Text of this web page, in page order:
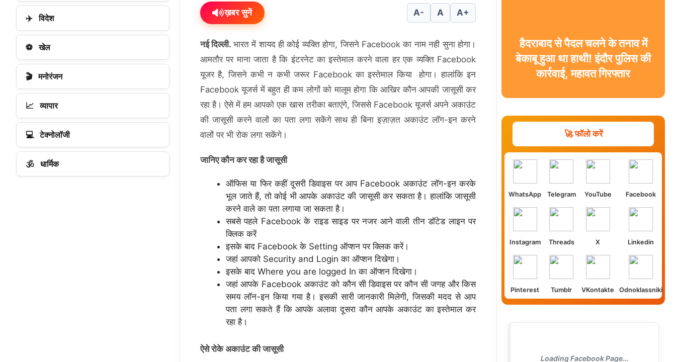
ख़बर सुनें A- A A+
नई दिल्ली. भारत में शायद ही कोई व्यक्ति होगा, जिसने Facebook का नाम नही सुना होगा।
आमतौर पर माना जाता है कि इंटरनेट का इस्तेमाल करने वाला हर एक व्यक्ति Facebook
यूजर है, जिसने कभी न कभी जरूर Facebook का इस्तेमाल किया होगा। हालांकि इन
Facebook यूजर्स में बहुत ही कम लोगों को मालूम होगा कि आखिर कौन आपकी जासूसी कर
रहा है। ऐसे में हम आपको एक खास तरीका बताएंगे, जिससे Facebook यूजर्स अपने अकाउंट
की जासूसी करने वालों का पता लगा सकेंगे साथ ही बिना इज़ाज़त अकाउंट लॉग-इन करने
वालों पर भी रोक लगा सकेंगे।
जानिए कौन कर रहा है जासूसी
ऑफिस या फिर कहीं दूसरी डिवाइस पर आप Facebook अकाउंट लॉग-इन करके
भूल जाते हैं, तो कोई भी आपके अकाउंट की जासूसी कर सकता है। हालांकि जासूसी
करने वाले का पता लगाया जा सकता है।
सबसे पहले Facebook के राइड साइड पर नजर आने वाली तीन डॉटेड लाइन पर
क्लिक करें
इसके बाद Facebook के Setting ऑप्शन पर क्लिक करें।
जहां आपको Security and Login का ऑप्शन दिखेगा।
इसके बाद Where you are logged In का ऑप्शन दिखेगा।
जहां आपके Facebook अकाउंट को कौन सी डिवाइस पर कौन सी जगह और किस
समय लॉन-इन किया गया है। इसकी सारी जानकारी मिलेगी, जिसकी मदद से आप
पता लगा सकते हैं कि आपके अलावा दूसरा कौन आपके अकाउंट का इस्तेमाल कर
रहा है।
ऐसे रोके अकाउंट की जासूसी
✈️ विदेश
⚽ खेल
🎬 मनोरंजन
📈 व्यापार
💻 टेक्नोलॉजी
🕉️ धार्मिक
हैदराबाद से पैदल चलने के तनाव में
बेकाबू हुआ था हाथी! इंदौर पुलिस की
कार्रवाई, महावत गिरफ्तार
🚀 फॉलो करें
WhatsApp Telegram YouTube Facebook
Instagram Threads X Linkedin
Pinterest Tumblr VKontakte Odnoklassniki
Loading Facebook Page...